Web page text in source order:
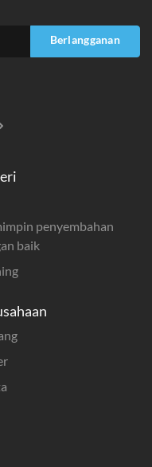
penyembahan
baik
Berlangganan